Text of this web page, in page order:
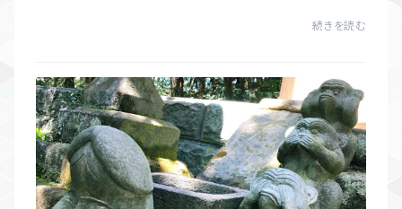
続きを読む